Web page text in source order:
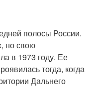
полосы России.
но свою
в 1973 году. Ее
тогда, когда
Дальнего